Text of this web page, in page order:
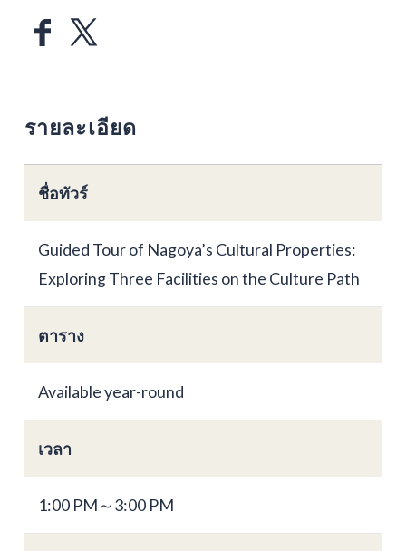
รายละเอียด
ชื่อทัวร์
Guided Tour of Nagoya’s Cultural Properties:
Exploring Three Facilities on the Culture Path
ตาราง
Available year-round
เวลา
1:00 PM～3:00 PM